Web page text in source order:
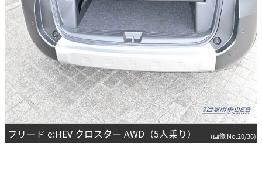
フリード e:HEV クロスター AWD（5人乗り） (画像 No.20/36)